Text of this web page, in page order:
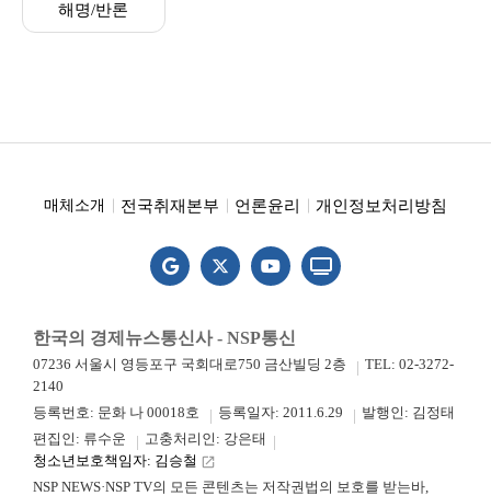
해명/반론
매체소개 전국취재본부 언론윤리 개인정보처리방침
한국의 경제뉴스통신사 - NSP통신
07236 서울시 영등포구 국회대로750 금산빌딩 2층
TEL: 02-3272-
2140
등록번호: 문화 나 00018호
등록일자: 2011.6.29
발행인: 김정태
편집인: 류수운
고충처리인: 강은태
청소년보호책임자: 김승철 launch
NSP NEWS·NSP TV의 모든 콘텐츠는 저작권법의 보호를 받는바,